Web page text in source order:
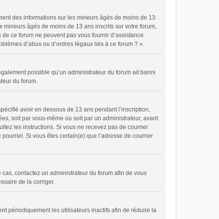
des informations sur les mineurs âgés de moins de 13
âgés de moins de 13 ans inscrits sur votre forum,
ce forum ne peuvent pas vous fournir d’assistance
d’abus ou d’ordres légaux liés à ce forum ? ».
possible qu’un administrateur du forum ait banni
du forum.
avoir en dessous de 13 ans pendant l’inscription,
soit par vous-même ou soit par un administrateur, avant
les instructions. Si vous ne recevez pas de courrier
Si vous êtes certain(e) que l’adresse de courrier
contactez un administrateur du forum afin de vous
de la corriger.
périodiquement les utilisateurs inactifs afin de réduire la